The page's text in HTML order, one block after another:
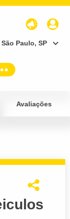
São Paulo, SP
Avaliações